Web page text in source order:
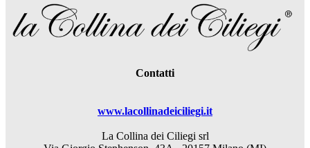
Contatti
www.lacollinadeiciliegi.it
La Collina dei Ciliegi srl